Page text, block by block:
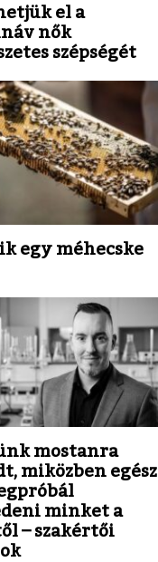
el a
nők
szépségét
egy méhecske
mostanra
miközben egész
minket a
– szakértői